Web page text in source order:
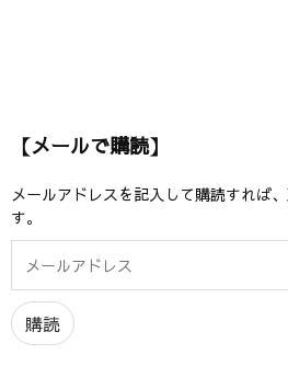
【メールで購読】
メールアドレスを記入して購読すれば
す。
ル
ア
ド
購読